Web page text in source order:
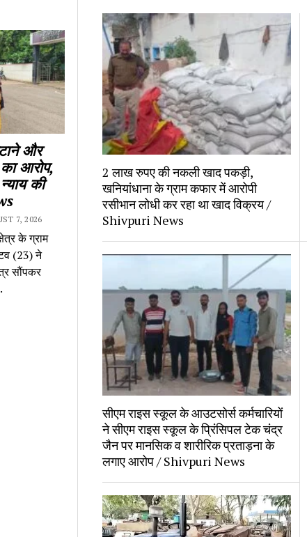
और
आरोप,
की
7, 2026
के ग्राम
(23) ने
सौंपकर
2 लाख रुपए की नकली खाद पकड़ी,
खनियांधाना के ग्राम कफार में आरोपी
रसीभान लोधी कर रहा था खाद विक्रय /
Shivpuri News
सीएम राइस स्कूल के आउटसोर्स कर्मचारियों
ने सीएम राइस स्कूल के प्रिंसिपल टेक चंद्र
जैन पर मानसिक व शारीरिक प्रताड़ना के
लगाए आरोप / Shivpuri News